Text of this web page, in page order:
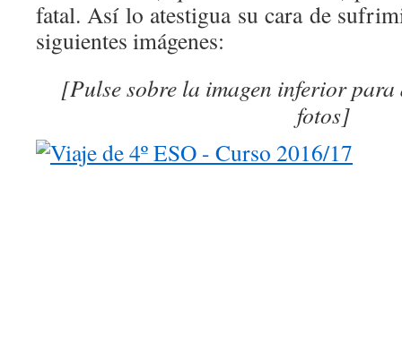
fatal. Así lo atestigua su cara de
siguientes imágenes:
[Pulse sobre la imagen inferior para
fotos]